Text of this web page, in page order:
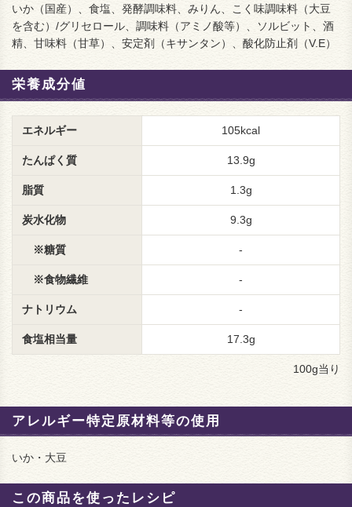
いか（国産）、食塩、発酵調味料、みりん、こく味調味料（大豆
を含む）/グリセロール、調味料（アミノ酸等）、ソルビット、酒
精、甘味料（甘草）、安定剤（キサンタン）、酸化防止剤（V.E）
栄養成分値
エネルギー 105kcal
たんぱく質 13.9g
脂質 1.3g
炭水化物 9.3g
※糖質 -
※食物繊維 -
ナトリウム -
食塩相当量 17.3g
100g当り
アレルギー特定原材料等の使用
いか・大豆
この商品を使ったレシピ